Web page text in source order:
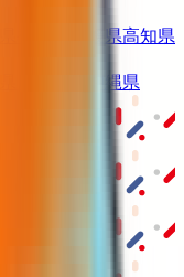
愛媛県高知県
沖縄県